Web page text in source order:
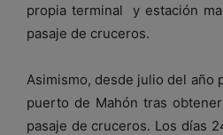
propia terminal y estación
pasaje de cruceros.
Asimismo, desde julio del año
puerto de Mahón tras
pasaje de cruceros. Los días